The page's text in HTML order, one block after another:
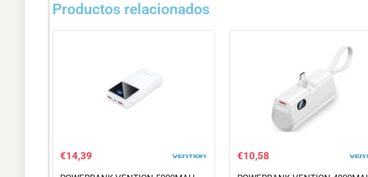
Productos relacionados
€14,39 €10,58